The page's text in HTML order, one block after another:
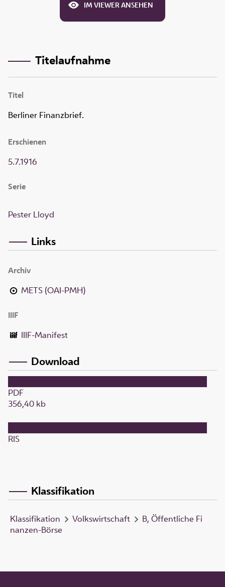
IM VIEWER ANSEHEN
Titelaufnahme
Titel
Berliner Finanzbrief.
Erschienen
5.7.1916
Serie
Pester Lloyd
Links
Archiv
METS (OAI-PMH)
IIIF
IIIF-Manifest
Download
PDF
356,40 kb
RIS
Klassifikation
Klassifikation Volkswirtschaft
B, Öffentliche Fi
nanzen-Börse